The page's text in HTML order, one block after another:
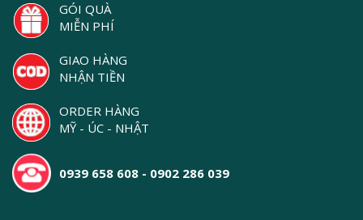
GÓI QUÀ
MIỄN PHÍ
GIAO HÀNG
NHẬN TIỀN
ORDER HÀNG
MỸ - ÚC - NHẬT
0939 658 608 - 0902 286 039